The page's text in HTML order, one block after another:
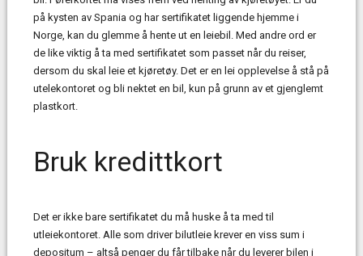
på kysten av Spania og har sertifikatet liggende hjemme i
Norge, kan du glemme å hente ut en leiebil. Med andre ord er
de like viktig å ta med sertifikatet som passet når du reiser,
dersom du skal leie et kjøretøy. Det er en lei opplevelse å stå på
utelekontoret og bli nektet en bil, kun på grunn av et gjenglemt
plastkort.
Bruk kredittkort
Det er ikke bare sertifikatet du må huske å ta med til
utleiekontoret. Alle som driver bilutleie krever en viss sum i
depositum – altså penger du får tilbake når du leverer bilen i